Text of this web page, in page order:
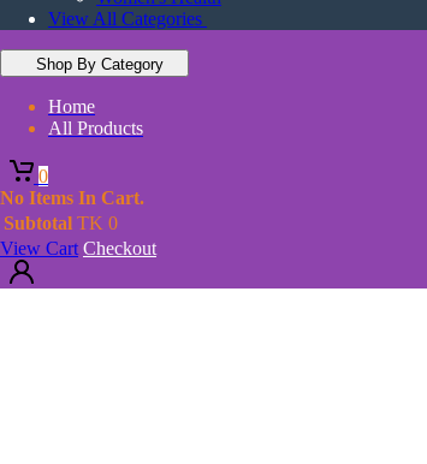
View All Categories
Shop By Category
Home
All Products
0
No Items In Cart.
Subtotal TK 0
View Cart Checkout